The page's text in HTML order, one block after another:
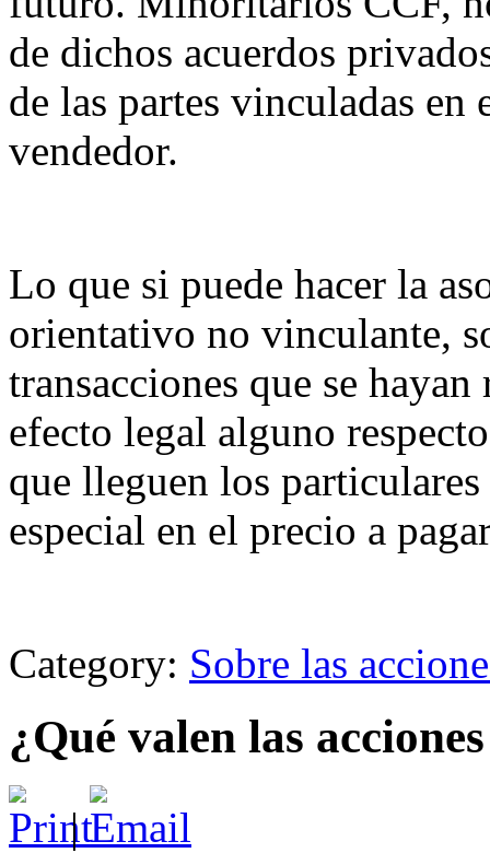
de dichos acuerdos
de las partes vinculadas
vendedor.
Lo que si puede hacer la
orientativo no vinculante,
transacciones que se
efecto legal alguno
que lleguen los
especial en el precio a
Category: Sobre las
¿Qué valen las
|